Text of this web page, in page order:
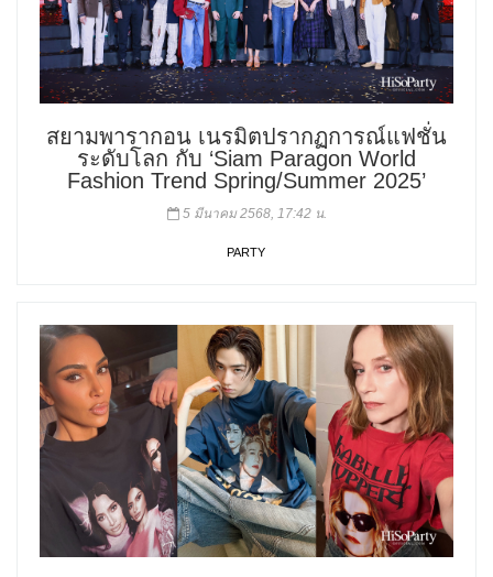
สยามพารากอน เนรมิตปรากฏการณ์แฟชั่น
ระดับโลก กับ ‘Siam Paragon World
Fashion Trend Spring/Summer 2025’
5 มีนาคม 2568, 17:42 น.
PARTY